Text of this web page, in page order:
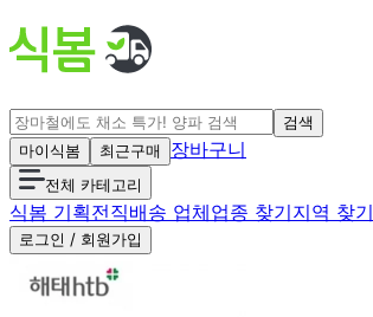
검색
마이식봄
최근구매 장바구니
전체 카테고리
식봄 기획전직배송 업체업종 찾기지역 찾기
로그인 / 회원가입